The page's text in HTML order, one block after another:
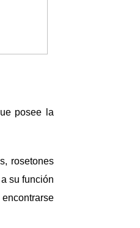
posee la
rosetones
su función